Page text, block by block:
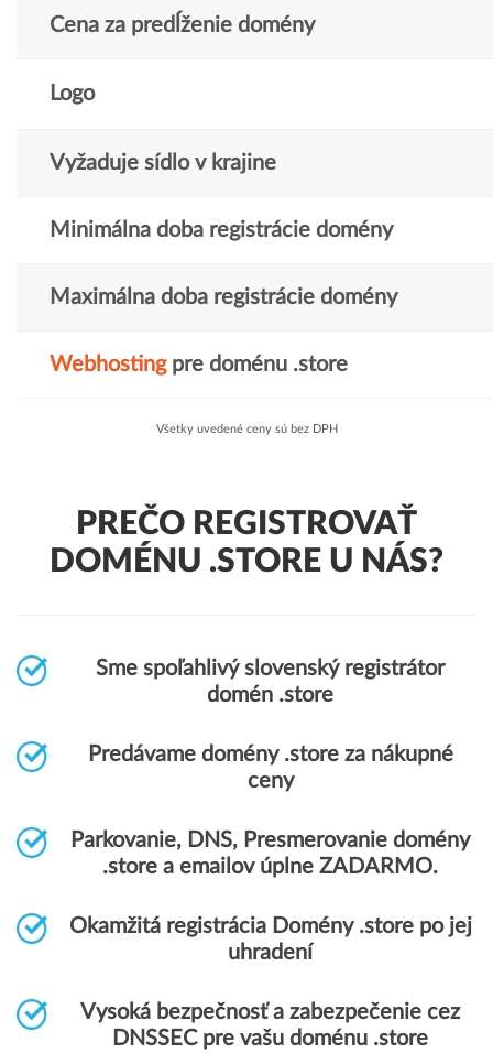
Cena za predĺženie domény
Logo
Vyžaduje sídlo v krajine
Minimálna doba registrácie domény
Maximálna doba registrácie domény
Webhostingpre doménu .store
Všetky uvedené ceny sú bez DPH
PREČO REGISTROVAŤ
DOMÉNU .STORE U NÁS?
Sme spoľahlivý slovenský registrátor
domén .store
Predávame domény .store za nákupné
ceny
Parkovanie, DNS, Presmerovanie domény
.store a emailov úplne ZADARMO.
Okamžitá registrácia Domény .store po jej
uhradení
Vysoká bezpečnosť a zabezpečenie cez
DNSSEC pre vašu doménu .store